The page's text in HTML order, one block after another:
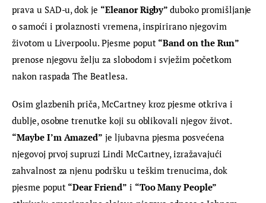
prava u SAD-u, dok je “Eleanor Rigby” duboko promišljanje
o samoći i prolaznosti vremena, inspirirano njegovim
životom u Liverpoolu. Pjesme poput “Band on the Run”
prenose njegovu želju za slobodom i svježim početkom
nakon raspada The Beatlesa.
Osim glazbenih priča, McCartney kroz pjesme otkriva i
dublje, osobne trenutke koji su oblikovali njegov život.
“Maybe I’m Amazed” je ljubavna pjesma posvećena
njegovoj prvoj supruzi Lindi McCartney, izražavajući
zahvalnost za njenu podršku u teškim trenucima, dok
pjesme poput “Dear Friend” i “Too Many People”